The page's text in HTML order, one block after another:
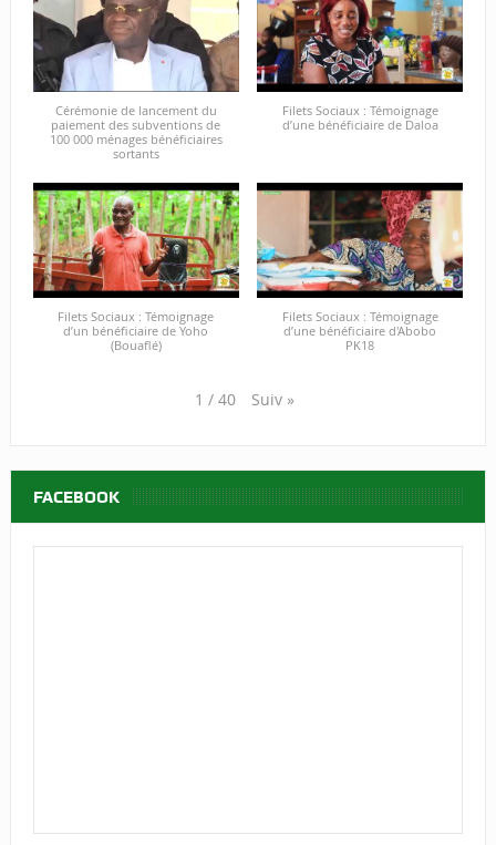
Cérémonie de lancement du
paiement des subventions de
100 000 ménages bénéficiaires
sortants
Filets Sociaux : Témoignage
d’une bénéficiaire de Daloa
Filets Sociaux : Témoignage
d’un bénéficiaire de Yoho
(Bouaflé)
Filets Sociaux : Témoignage
d’une bénéficiaire d'Abobo
PK18
1 / 40 Suiv »
FACEBOOK